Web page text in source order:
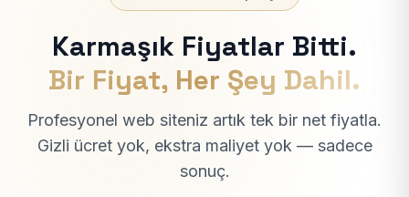
Karmaşık Fiyatlar Bitti.
Bir Fiyat, Her Şey Dahil.
Profesyonel web siteniz artık tek bir net fiyatla.
Gizli ücret yok, ekstra maliyet yok — sadece
sonuç.